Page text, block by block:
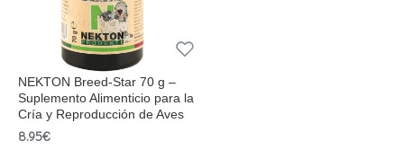
NEKTON Breed-Star 70 g –
Suplemento Alimenticio para la
Cría y Reproducción de Aves
8.95€